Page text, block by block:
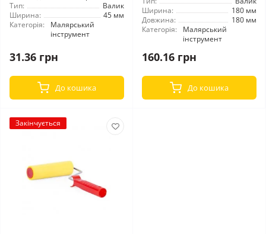
Тип:
Валик
Ширина:
45 мм
Категорія:
Малярський
інструмент
31.36 грн
До кошика
Ширина:
180 мм
Довжина:
180 мм
Категорія:
Малярський
інструмент
160.16 грн
До кошика
Закінчується